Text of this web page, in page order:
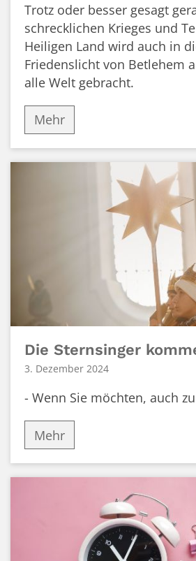
Trotz oder besser gesagt
schrecklichen Krieges und
Heiligen Land wird auch in
Friedenslicht von Betlehem
alle Welt gebracht.
Mehr
Die Sternsinger
3. Dezember 2024
- Wenn Sie möchten, auch
Mehr